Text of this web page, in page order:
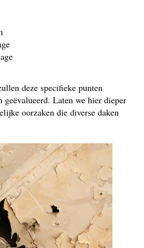
deze specifieke punten
Laten we hier dieper
oorzaken die diverse daken